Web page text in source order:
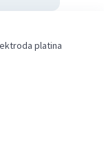
platina